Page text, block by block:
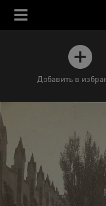
Добавить в